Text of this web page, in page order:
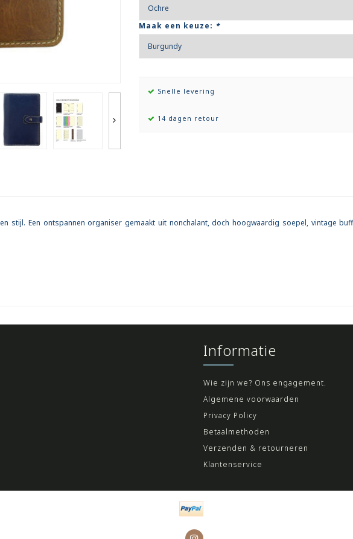
Maak een keuze: *
Snelle levering
14 dagen retour
stijl. Een ontspannen organiser gemaakt uit nonchalant, doch hoogwaardig soepel, vintage
Informatie
Wie zijn we? Ons engagement.
Algemene voorwaarden
Privacy Policy
Betaalmethoden
Verzenden & retourneren
Klantenservice